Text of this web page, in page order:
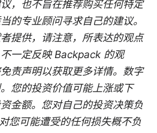
，也不旨在推荐购买任何特定
的专业顾问寻求自己的建议。
提供，请注意，所表达的观点
一定反映 Backpack 的观
责声明以获取更多详情。数字
您的投资价值可能上涨或下
金额。您对自己的投资决策负
您可能遭受的任何损失概不负